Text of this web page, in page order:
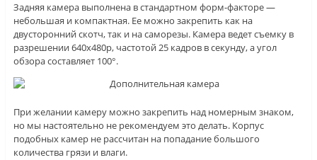
Задняя камера выполнена в стандартном форм-факторе —
небольшая и компактная. Ее можно закрепить как на
двусторонний скотч, так и на саморезы. Камера ведет съемку в
разрешении 640х480р, частотой 25 кадров в секунду, а угол
обзора составляет 100°.
При желании камеру можно закрепить над номерным знаком,
но мы настоятельно не рекомендуем это делать. Корпус
подобных камер не рассчитан на попадание большого
количества грязи и влаги.